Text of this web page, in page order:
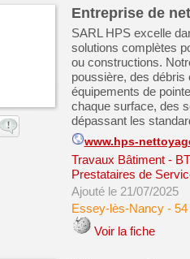
Entreprise de
SARL HPS excelle
solutions complètes
ou constructions.
poussière, des
équipements de
chaque surface, des
dépassant les
www.hps-
Travaux Bâtiment -
Prestataires de
Ajouté le 21/07/2025
Essey-lès-Nancy-
Voir la fiche